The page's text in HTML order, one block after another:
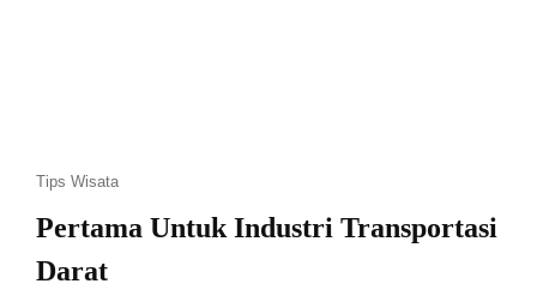
Tips Wisata
Pertama Untuk Industri Transportasi
Darat